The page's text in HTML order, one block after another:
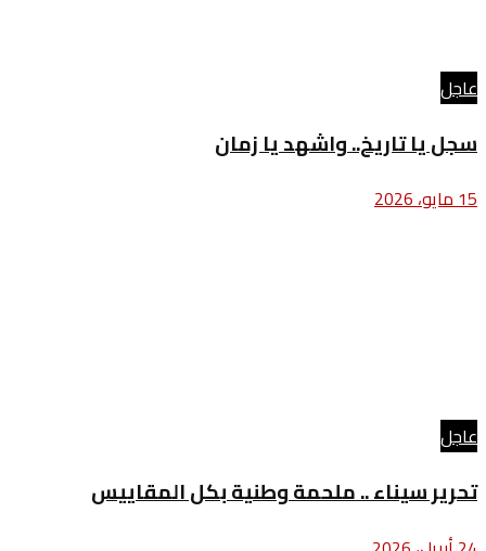
عاجل
سجل يا تاريخ.. واشهد يا زمان
15 مايو، 2026
عاجل
تحرير سيناء .. ملحمة وطنية بكل المقاييس